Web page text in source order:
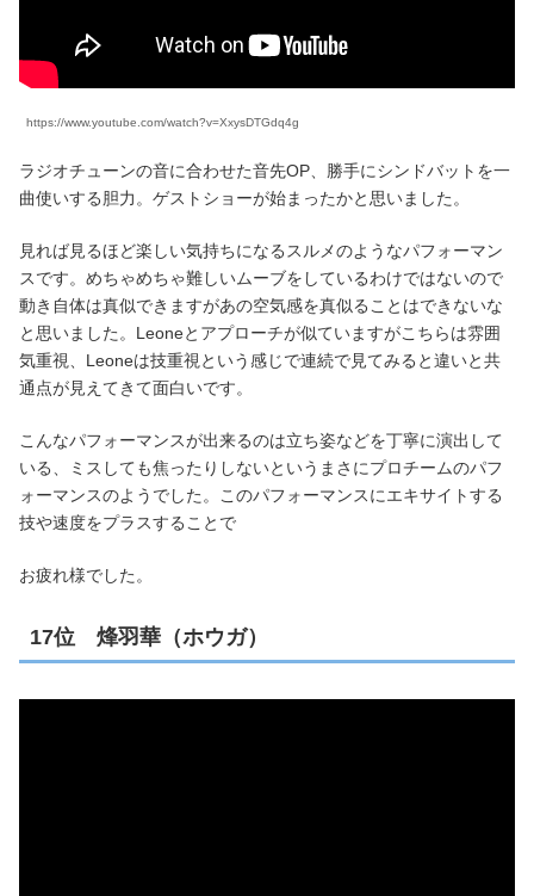
https://www.youtube.com/watch?v=XxysDTGdq4g
ラジオチューンの音に合わせた音先OP、勝手にシンドバットを一
曲使いする胆力。ゲストショーが始まったかと思いました。
見れば見るほど楽しい気持ちになるスルメのようなパフォーマン
スです。めちゃめちゃ難しいムーブをしているわけではないので
動き自体は真似できますがあの空気感を真似ることはできないな
と思いました。Leoneとアプローチが似ていますがこちらは雰囲
気重視、Leoneは技重視という感じで連続で見てみると違いと共
通点が見えてきて面白いです。
こんなパフォーマンスが出来るのは立ち姿などを丁寧に演出して
いる、ミスしても焦ったりしないというまさにプロチームのパフ
ォーマンスのようでした。このパフォーマンスにエキサイトする
技や速度をプラスすることで
お疲れ様でした。
17位 烽羽華（ホウガ）